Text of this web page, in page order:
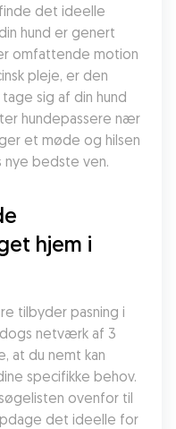
det ideelle
hund er genert
omfattende motion
pleje, er den
sig af din hund
hundepassere nær
et møde og hilsen
nye bedste ven.
hjem i
tilbyder pasning i
netværk af 3
at du nemt kan
specifikke behov.
ovenfor til
det ideelle for